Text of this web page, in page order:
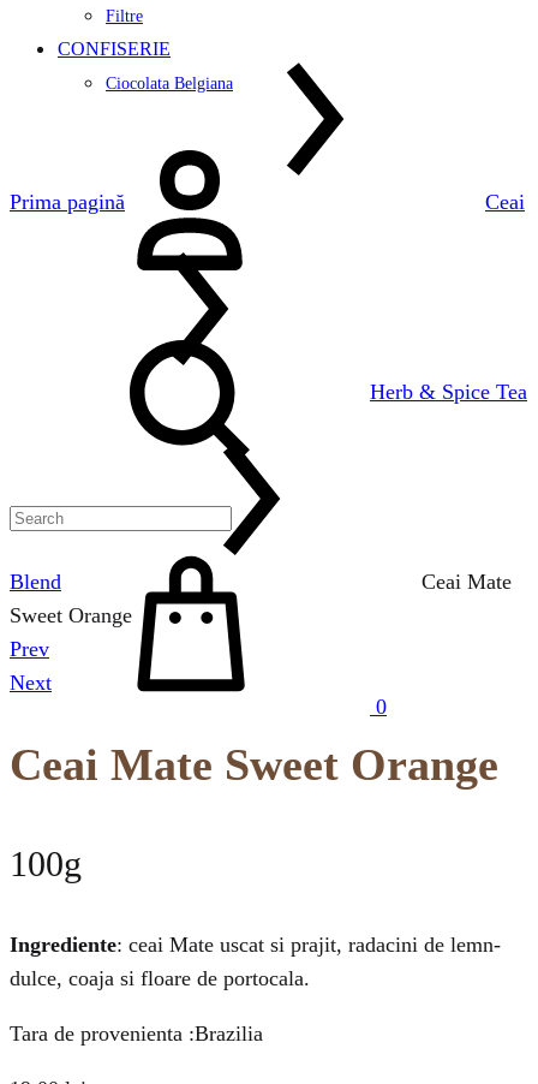
Filtre
CONFISERIE
Ciocolata Belgiana
0
Prima pagină Ceai
Herb & Spice Tea
Blend
Ceai Mate
Sweet Orange
Product
navigation
Prev
Next
Ceai Mate Sweet Orange
100g
Ingrediente: ceai Mate uscat si prajit, radacini de lemn-
dulce, coaja si floare de portocala.
Tara de provenienta :Brazilia